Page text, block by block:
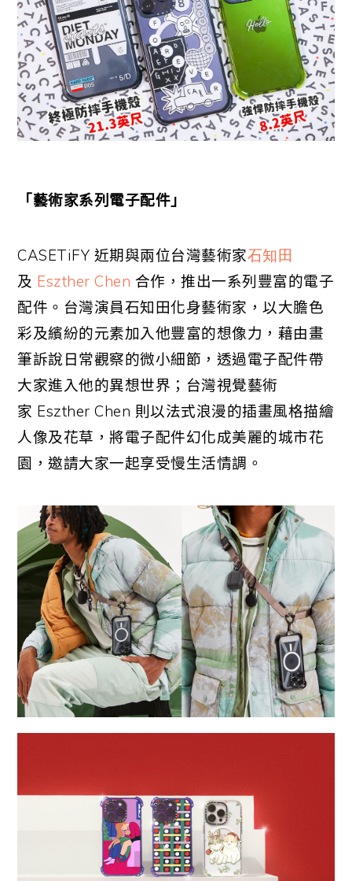
「藝術家系列電子配件」
CASETiFY 近期與兩位台灣藝術家石知田
及 Eszther Chen 合作，推出一系列豐富的電子
配件。台灣演員石知田化身藝術家，以大膽色
彩及繽紛的元素加入他豐富的想像力，藉由畫
筆訴說日常觀察的微小細節，透過電子配件帶
大家進入他的異想世界；台灣視覺藝術
家 Eszther Chen 則以法式浪漫的插畫風格描繪
人像及花草，將電子配件幻化成美麗的城市花
園，邀請大家一起享受慢生活情調。